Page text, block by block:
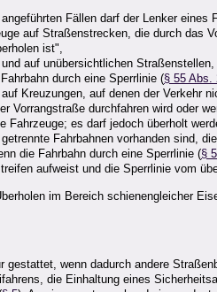
Fällen darf der Lenker eines
auf Straßenstrecken, die durch das
ist",
auf unübersichtlichen
durch eine Sperrlinie (§ 55 Abs.
Kreuzungen, auf denen der Verkehr
Vorrangstraße durchfahren wird oder
Fahrzeuge; es darf jedoch überholt
Fahrbahnen vorhanden sind,
die Fahrbahn durch eine Sperrlinie (§
aufweist und die Sperrlinie vom
im Bereich schienengleicher
gestattet, wenn dadurch andere
die Einhaltung eines